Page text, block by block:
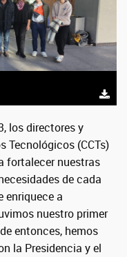
los directores y
Tecnológicos (CCTs)
fortalecer nuestras
de cada
enriquece a
nuestro primer
entonces, hemos
la Presidencia y el